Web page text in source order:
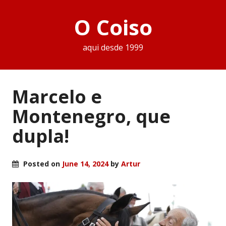
O Coiso
aqui desde 1999
Marcelo e
Montenegro, que
dupla!
Posted on June 14, 2024by Artur